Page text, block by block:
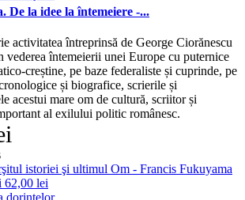
De la idee la întemeiere -...
activitatea întreprinsă de George Ciorănescu
vederea întemeierii unei Europe cu puternice
creștine, pe baze federaliste și cuprinde, pe
și biografice, scrierile și
acestui mare om de cultură, scriitor și
al exilului politic românesc.
dorinţelor